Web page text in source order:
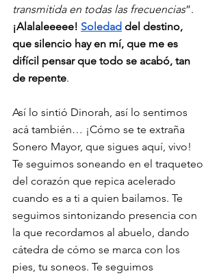
transmitida en todas las frecuencias”.
¡Alalaleeeee! Soledad del destino,
que silencio hay en mí, que me es
difícil pensar que todo se acabó, tan
de repente.
Así lo sintió Dinorah, así lo sentimos
acá también… ¡Cómo se te extraña
Sonero Mayor, que sigues aquí, vivo!
Te seguimos soneando en el traqueteo
del corazón que repica acelerado
cuando es a ti a quien bailamos. Te
seguimos sintonizando presencia con
la que recordamos al abuelo, dando
cátedra de cómo se marca con los
pies, tu soneos. Te seguimos